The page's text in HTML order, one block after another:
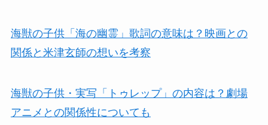
海獣の子供「海の幽霊」歌詞の意味は？映画との
関係と米津玄師の想いを考察
海獣の子供・実写「トゥレップ」の内容は？劇場
アニメとの関係性についても